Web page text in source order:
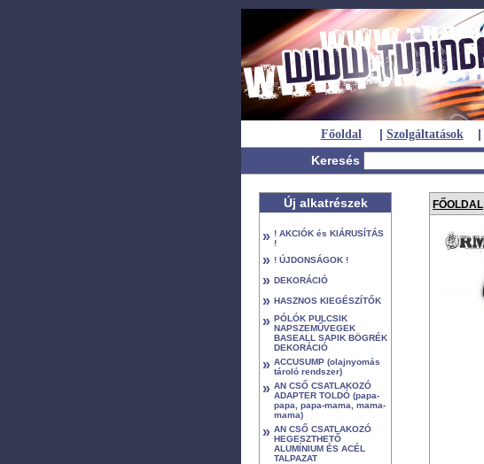
Főoldal | Szolgáltatások |
Keresés
Új alkatrészek
» ! AKCIÓK és KIÁRUSÍTÁS
!
» ! ÚJDONSÁGOK !
» DEKORÁCIÓ
» HASZNOS KIEGÉSZÍTŐK
» PÓLÓK PULCSIK
NAPSZEMŰVEGEK
BASEALL SAPIK BÖGRÉK
DEKORÁCIÓ
» ACCUSUMP (olajnyomás
tároló rendszer)
» AN CSŐ CSATLAKOZÓ
ADAPTER TOLDÓ (papa-
papa, papa-mama, mama-
mama)
» AN CSŐ CSATLAKOZÓ
HEGESZTHETŐ
ALUMÍNIUM ÉS ACÉL
TALPAZAT
FŐOLDAL